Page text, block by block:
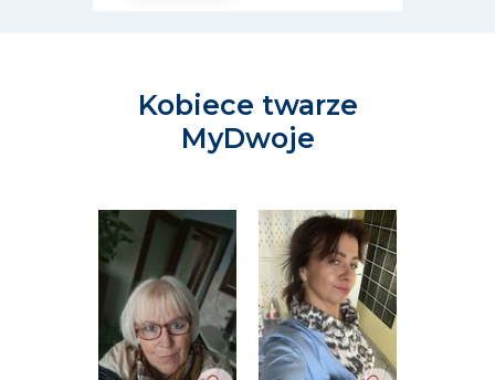
Kobiece twarze
MyDwoje